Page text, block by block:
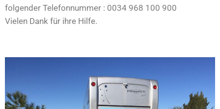
folgender Telefonnummer : 0034 968 100 900
Vielen Dank für ihre Hilfe.